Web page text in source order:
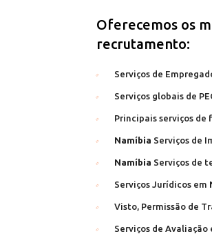
Oferecemos os
recrutamento:
Serviços de
Serviços globais de
Principais serviços de
Namíbia Serviços de
Namíbia Serviços de
Serviços Jurídicos em
Visto, Permissão de
Serviços de Avaliação